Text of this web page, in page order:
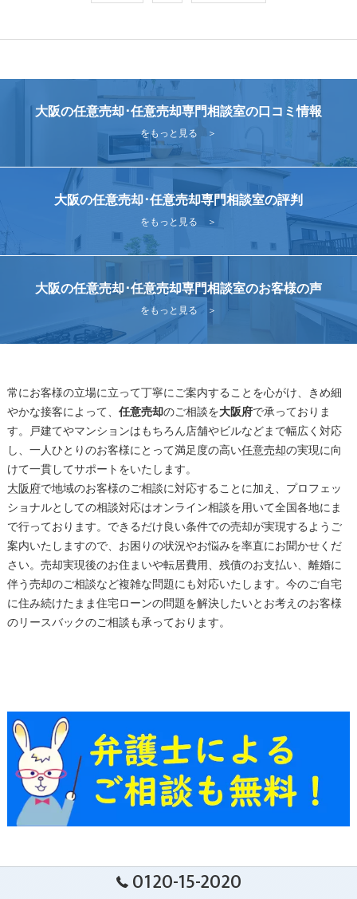
大阪の任意売却･任意売却専門相談室の口コミ情報
をもっと見る ＞
大阪の任意売却･任意売却専門相談室の評判
をもっと見る ＞
大阪の任意売却･任意売却専門相談室のお客様の声
をもっと見る ＞
常にお客様の立場に立って丁寧にご案内することを心がけ、きめ細
やかな接客によって、 任意売却のご相談を大阪府で承っておりま
す。戸建てやマンションはもちろん店舗やビルなどまで幅広く対応
し、一人ひとりのお客様にとって満足度の高い任意売却の実現に向
けて一貫してサポートをいたします。
大阪府で地域のお客様のご相談に対応することに加え、プロフェッ
ショナルとしての相談対応はオンライン相談を用いて全国各地にま
で行っております。できるだけ良い条件での売却が実現するようご
案内いたしますので、お困りの状況やお悩みを率直にお聞かせくだ
さい。売却実現後のお住まいや転居費用、残債のお支払い、離婚に
伴う売却のご相談など複雑な問題にも対応いたします。今のご自宅
に住み続けたまま住宅ローンの問題を解決したいとお考えのお客様
のリースバックのご相談も承っております。
0120-15-2020